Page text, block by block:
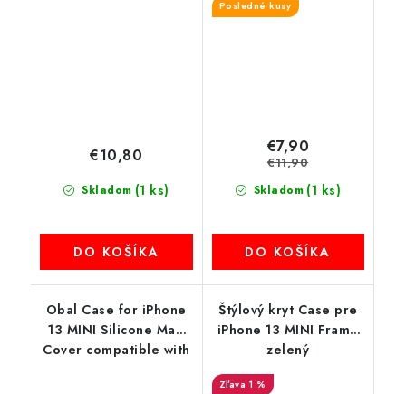
Skladom (1 ks)
€10,80
DO KOŠÍKA
Posledné kusy
Skladom (1 ks)
€7,90
€11,90
DO KOŠÍKA
Obal Case for iPhone
13 MINI Silicone Mag
Cover compatible with
Štýlový kryt Case pre
iPhone 13 MINI Frame
zelený
1 %